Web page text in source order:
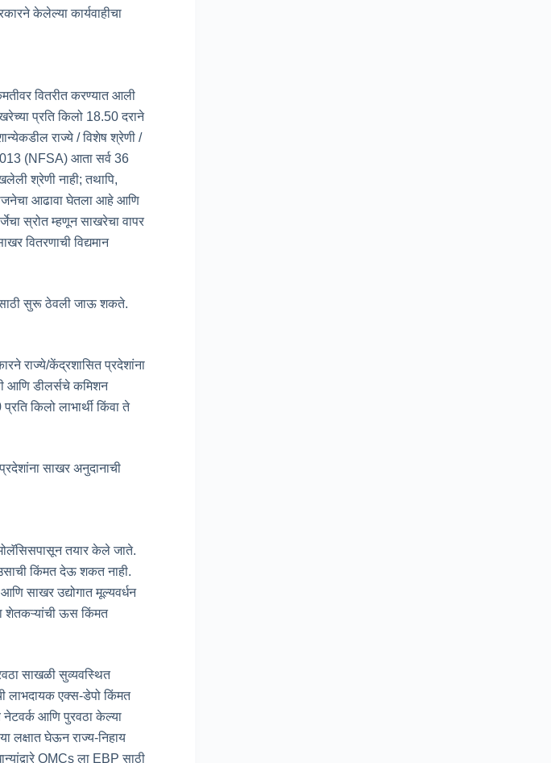
केलेल्या कार्यवाहीचा
वितरीत करण्यात आली
प्रति किलो 18.50 दराने
राज्ये / विशेष श्रेणी /
(NFSA) आता सर्व 36
श्रेणी नाही; तथापि,
आढावा घेतला आहे आणि
स्रोत म्हणून साखरेचा वापर
वितरणाची विद्यमान
सुरू ठेवली जाऊ शकते.
राज्ये/केंद्रशासित प्रदेशांना
आणि डीलर्सचे कमिशन
किलो लाभार्थी किंवा ते
साखर अनुदानाची
तयार केले जाते.
किंमत देऊ शकत नाही.
साखर उद्योगात मूल्यवर्धन
शेतकऱ्यांची ऊस किंमत
साखळी सुव्यवस्थित
लाभदायक एक्स-डेपो किंमत
नेटवर्क आणि पुरवठा केल्या
लक्षात घेऊन राज्य-निहाय
OMCs ला EBP साठी